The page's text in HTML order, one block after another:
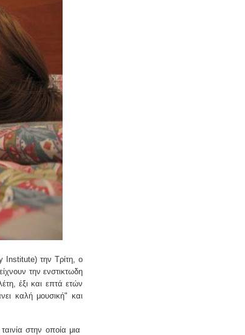
Institute) την Τρίτη, ο
την ενστικτωδη
έξι και επτά ετών
καλή μουσική" και
στην οποία μια